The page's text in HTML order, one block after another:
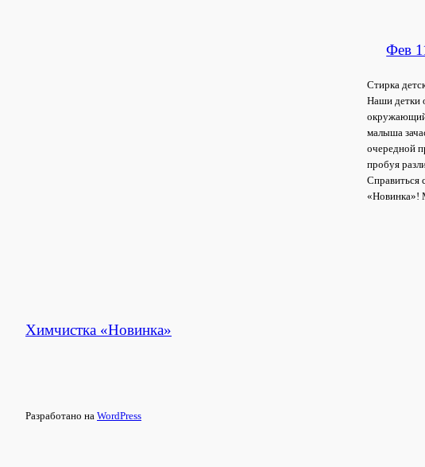
Фев
Стирка
Наши детки
малыша
очередной
пробуя
Справиться
«Новинка»!
Химчистка «Новинка»
Разработано на WordPress